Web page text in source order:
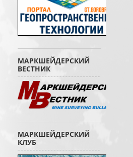
МАРКШЕЙДЕРСКИЙ
ВЕСТНИК
МАРКШЕЙДЕРСКИЙ
КЛУБ